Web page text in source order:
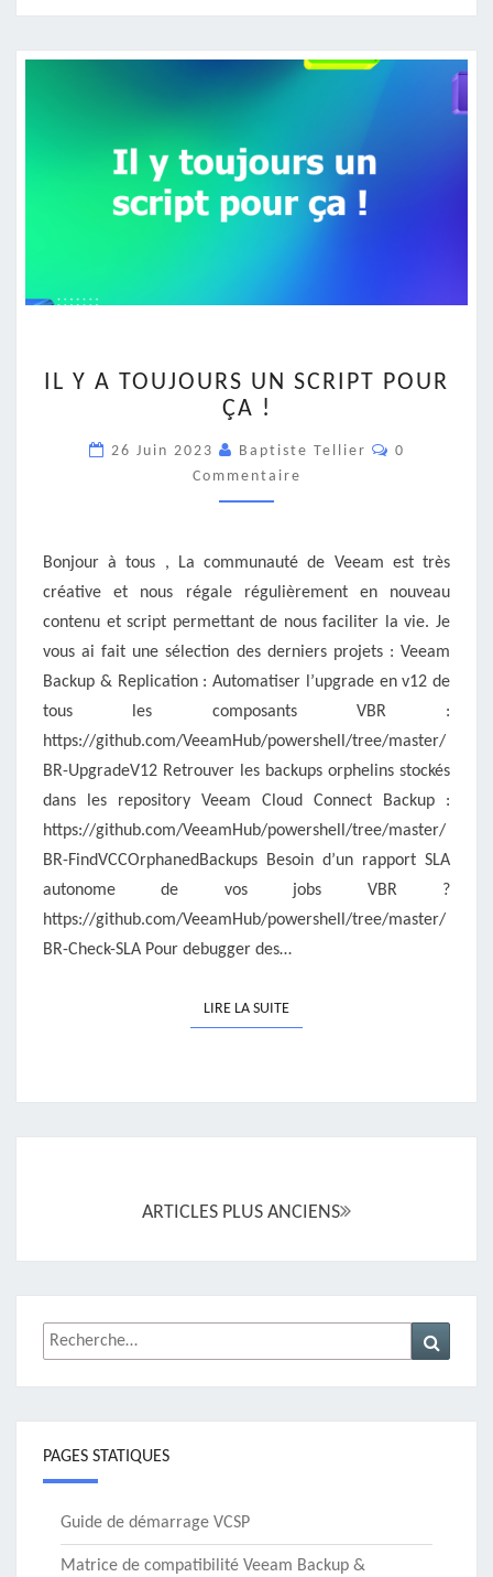
Y
A
UN
SCRIPT
POUR
IL Y A TOUJOURS UN SCRIPT POUR
ÇA !
26 Juin 2023 Baptiste Tellier
0
Commentaire
Bonjour à tous , La communauté de Veeam est très
créative et nous régale régulièrement en nouveau
contenu et script permettant de nous faciliter la vie. Je
vous ai fait une sélection des derniers projets : Veeam
Backup & Replication : Automatiser l’upgrade en v12 de
tous les composants VBR :
https://github.com/VeeamHub/powershell/tree/master/
BR-UpgradeV12 Retrouver les backups orphelins stockés
dans les repository Veeam Cloud Connect Backup :
https://github.com/VeeamHub/powershell/tree/master/
BR-FindVCCOrphanedBackups Besoin d’un rapport SLA
autonome de vos jobs VBR ?
https://github.com/VeeamHub/powershell/tree/master/
BR-Check-SLA Pour debugger des…
LIRE LA SUITELIRE LA SUITE
articles
ARTICLES PLUS ANCIENS
Rechercher :
PAGES STATIQUES
Guide de démarrage VCSP
Matrice de compatibilité Veeam Backup &